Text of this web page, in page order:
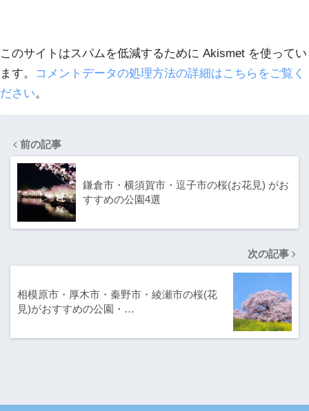
このサイトはスパムを低減するために Akismet を使ってい
ます。
コメントデータの処理方法の詳細はこちらをご覧く
ださい。
前の記事
鎌倉市・横須賀市・逗子市の桜(お花見) がお
すすめの公園4選
次の記事
相模原市・厚木市・秦野市・綾瀬市の桜(花
見)がおすすめの公園・…